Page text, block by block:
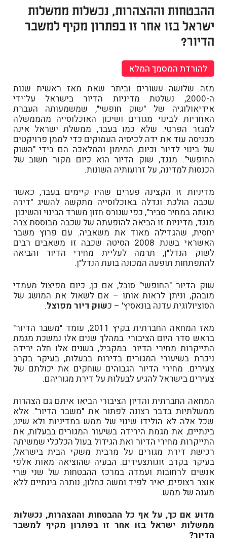
ההבטחות וההצהרות, נכשלות ממשלות
ישראל בזו אחר זו בפתרון מקיף למשבר
הדיור?
להורדת המסמך המלא
מזה שלושה עשורים וביתר שאת מאז ראשית שנות
ה-2000, נשלטת מדיניות הדיור בישראל על־ידי
אידיאולוגיה של "שוק חופשי", שמשמעותה העברת
האחריות לבינוי מגורים ושיכון האוכלוסייה מהממשלה
למגזר הפרטי. שלא כמו בעבר, ממשלת ישראל אינה
מכניסה עוד את ידה לכיסיה העמוקים כדי לממן פרויקטים
של בינוי לדיור וכיום, המימון והמלאכה הם בידי "השוק
החופשי". מנגד, שוק הדיור הוא כיום מקור חשוב של
הכנסות למדינה, על זרועותיה השונות.
מדיניות זו הקצינה פערים שהיו קיימים בעבר, כאשר
שכבה הולכת וגדלה באוכלוסייה מתקשה להשיג "דירה
נאותה במחיר סביר", כפי שגורס חזון משרד הבינוי והשיכון.
מנגד, מדיניות זו הביאה להופעתה של שכבה מבוססת צרה
יחסית, שהגדילה מאוד את משאביה. עם פרוץ משבר
האשראי בשנת 2008 הסיטה שכבה זו משאבים רבים
לשוק הנדל"ן, תרמה לעליית מחירי הדיור והביאה
להתפתחות תופעה המכונה בועת הנדל"ן.
שוק הדיור "החופשי" סובל, אם כן, כיום מפיצול מעמדי
מובהק, וניתן לראות אותו – אם לשאול את המושג של
הסוציולוגית עדנה בונאסיץ' – כשוק דיור מפוצל.
מאז המחאה החברתית בקיץ 2011, עומד "משבר הדיור"
בראש סדר היום הציבורי. במהלך שנים אלו נמשכת מגמת
התייקרות מחירי הדיור. במקביל, בשנים אלו חלה ירידה
ניכרת בשיעורי המגורים בדירות בבעלות, בעיקר בקרב
צעירים. מחירי הדיור הגבוהים שוחקים את יכולתם של
צעירים בישראל להגיע לבעלות על דירת מגוריהם.
המחאה החברתית והדיון הציבורי הביאו איתם גם הצהרות
ממשלתיות בדבר רצונה לפתור את "משבר הדיור". אלא
שכל אלה לא הולידו שינוי של ממש במדיניות ולא שינו,
בינתיים, את מגמת הירידה בשיעור המגורים בבעלות, את
התייקרות מחירי הדיור ואת הגידול בעול הכלכלי שמשיתה
רכישת דירת מגורים על מרבית משקי הבית בישראל,
בעיקר בקרב זוגותצעירים. הבעיה שהוציאה מאות אלפי
אנשים לרחובות ועמדה במרכז ההבטחות של שני שרי
אוצר רצופים, יאיר לפיד ומשה כחלון, נותרה בינתיים ללא
מענה של ממש.
מדוע אם כך, על אף כל ההבטחות וההצהרות, נכשלות
ממשלות ישראל בזו אחר זו בפתרון מקיף למשבר
הדיור?